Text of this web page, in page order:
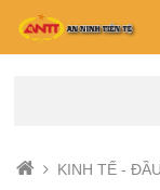
KINH TẾ -